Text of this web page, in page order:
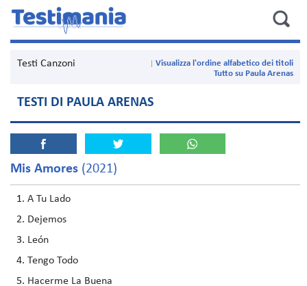
Testi Canzoni
Visualizza l'ordine alfabetico dei titoli
Tutto su Paula Arenas
TESTI DI PAULA ARENAS
Mis Amores (2021)
A Tu Lado
Dejemos
León
Tengo Todo
Hacerme La Buena